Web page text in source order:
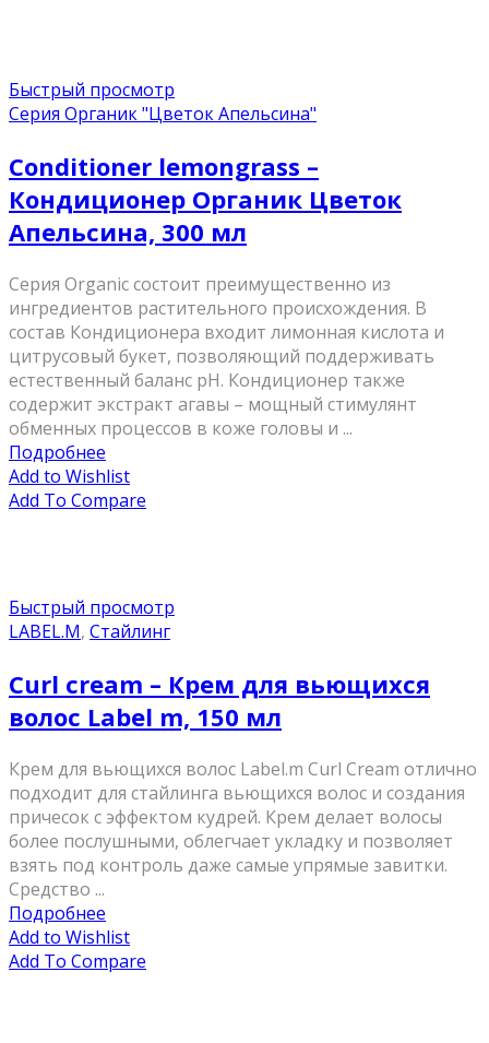
Быстрый просмотр
Серия Органик "Цветок Апельсина"
Conditioner lemongrass –
Кондиционер Органик Цветок
Апельсина, 300 мл
Серия Organic состоит преимущественно из
ингредиентов растительного происхождения. В
состав Кондиционера входит лимонная кислота и
цитрусовый букет, позволяющий поддерживать
естественный баланс pH. Кондиционер также
содержит экстракт агавы – мощный стимулянт
обменных процессов в коже головы и ...
Подробнее
Add to Wishlist
Add To Compare
Быстрый просмотр
LABEL.M, Стайлинг
Curl cream – Крем для вьющихся
волос Label m, 150 мл
Крем для вьющихся волос Label.m Curl Cream отлично
подходит для стайлинга вьющихся волос и создания
причесок с эффектом кудрей. Крем делает волосы
более послушными, облегчает укладку и позволяет
взять под контроль даже самые упрямые завитки.
Средство ...
Подробнее
Add to Wishlist
Add To Compare